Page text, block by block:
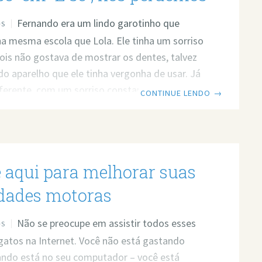
Fernando era um lindo garotinho que
mesma escola que Lola. Ele tinha um sorriso
não gostava de mostrar os dentes, talvez
aparelho que ele tinha vergonha de usar. Já
com um sorriso constante ela cativava
CONTINUE LENDO →
aqui para melhorar suas
motoras
Não se preocupe em assistir todos esses
na Internet. Você não está gastando
está no seu computador – você está